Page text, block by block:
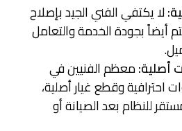
لا يكتفي الفني الجيد بإصلاح
أيضاً بجودة الخدمة والتعامل
أصلية:معظم الفنيين في
احترافية وقطع غيار أصلية،
للنظام بعد الصيانة أو